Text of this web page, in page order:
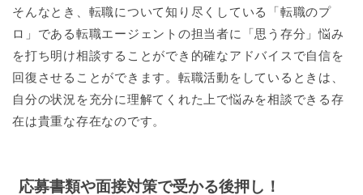
そんなとき、転職について知り尽くしている「転職のプ
ロ」である転職エージェントの担当者に「思う存分」悩み
を打ち明け相談することができ的確なアドバイスで自信を
回復させることができます。転職活動をしているときは、
自分の状況を充分に理解てくれた上で悩みを相談できる存
在は貴重な存在なのです。
応募書類や面接対策で受かる後押し！